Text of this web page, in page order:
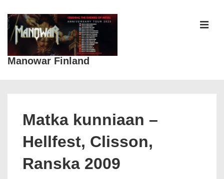
Siirry
pääsisältöön
Manowar Finland
Matka kunniaan –
Hellfest, Clisson,
Ranska 2009